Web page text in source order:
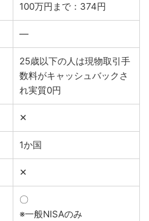
100万円まで：374円
―
25歳以下の人は現物取引手
数料がキャッシュバックさ
れ実質0円
✕
1か国
✕
〇
※一般NISAのみ